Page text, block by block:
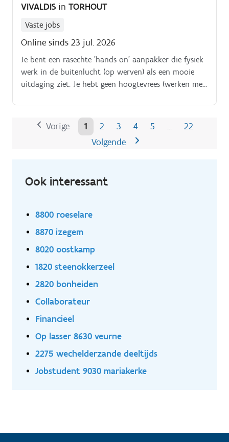
VIVALDIS in TORHOUT
Vaste jobs
Online sinds 23 jul. 2026
Je bent een rasechte 'hands on' aanpakker die fysiek
werk in de buitenlucht (op werven) als een mooie
uitdaging ziet. Je hebt geen hoogtevrees (werken met
Vorige 1 2 3 4 5
22
Volgende
Ook interessant
8800 roeselare
8870 izegem
8020 oostkamp
1820 steenokkerzeel
2820 bonheiden
Collaborateur
Financieel
Op lasser 8630 veurne
2275 wechelderzande deeltijds
Jobstudent 9030 mariakerke